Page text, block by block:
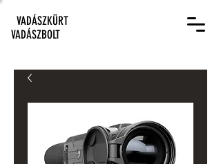
VADÁSZKÜRT
VADÁSZBOLT